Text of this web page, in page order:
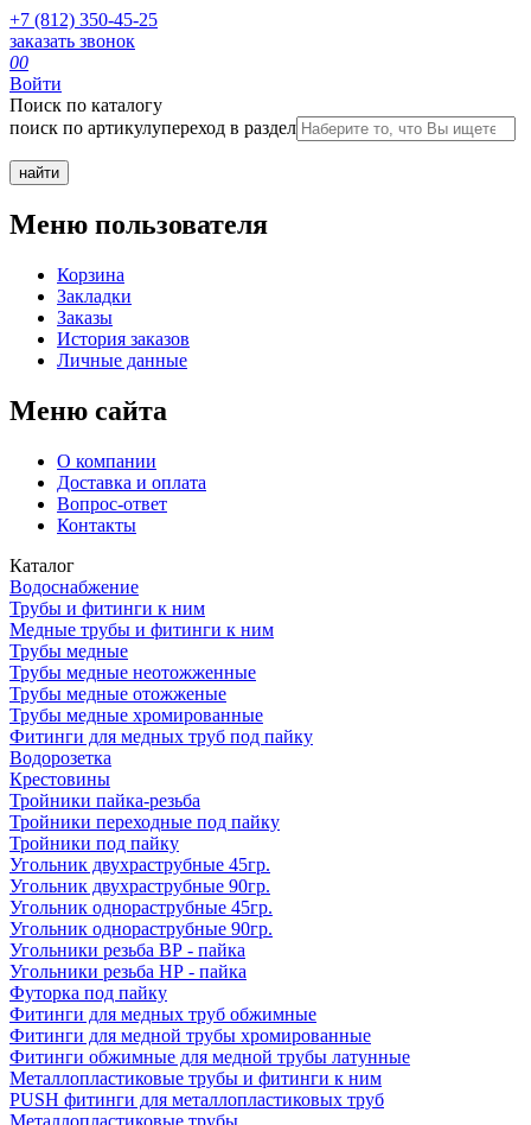
+7 (812) 350-45-25
заказать звонок
00
Войти
Поиск по каталогу
поиск по артикулупереход в раздел
Меню пользователя
Корзина
Закладки
Заказы
История заказов
Личные данные
Меню сайта
О компании
Доставка и оплата
Вопрос-ответ
Контакты
Каталог
Водоснабжение
Трубы и фитинги к ним
Медные трубы и фитинги к ним
Трубы медные
Трубы медные неотожженные
Трубы медные отожженые
Трубы медные хромированные
Фитинги для медных труб под пайку
Водорозетка
Крестовины
Тройники пайка-резьба
Тройники переходные под пайку
Тройники под пайку
Угольник двухраструбные 45гр.
Угольник двухраструбные 90гр.
Угольник однораструбные 45гр.
Угольник однораструбные 90гр.
Угольники резьба ВР - пайка
Угольники резьба НР - пайка
Футорка под пайку
Фитинги для медных труб обжимные
Фитинги для медной трубы хромированные
Фитинги обжимные для медной трубы латунные
Металлопластиковые трубы и фитинги к ним
PUSH фитинги для металлопластиковых труб
Металлопластиковые трубы